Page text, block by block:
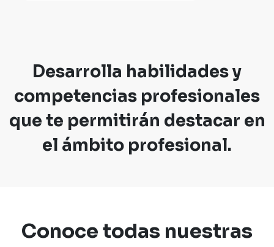
Desarrolla habilidades y
competencias profesionales
que te permitirán destacar en
el ámbito profesional.
Conoce todas nuestras